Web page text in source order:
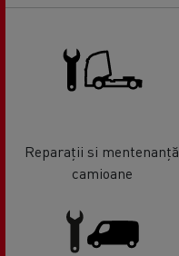
Reparații si mentenanță
camioane